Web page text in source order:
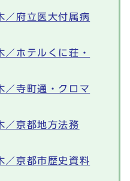
／府立医大付属病
／ホテルくに荘・
／寺町通・クロマ
／京都地方法務
／京都市歴史資料